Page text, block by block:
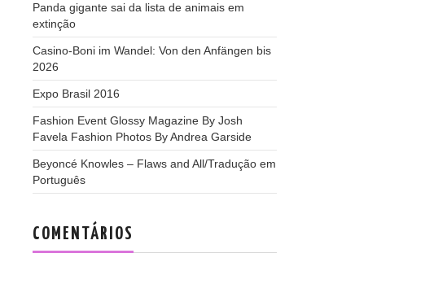
Panda gigante sai da lista de animais em
extinção
Casino-Boni im Wandel: Von den Anfängen bis
2026
Expo Brasil 2016
Fashion Event Glossy Magazine By Josh
Favela Fashion Photos By Andrea Garside
Beyoncé Knowles – Flaws and All/Tradução em
Português
COMENTÁRIOS